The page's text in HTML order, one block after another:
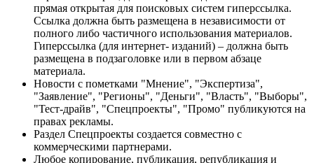
прямая открытая для поисковых систем гиперссылка.
Ссылка должна быть размещена в независимости от
полного либо частичного использования материалов.
Гиперссылка (для интернет- изданий) – должна быть
размещена в подзаголовке или в первом абзаце
материала.
Новости с пометками "Мнение", "Экспертиза",
"Заявление", "Регионы", "Деньги", "Власть", "Выборы",
"Тест-драйв", "Спецпроекты", "Промо" публикуются на
правах рекламы.
Раздел Спецпроекты создается совместно с
коммерческими партнерами.
Любое копирование, публикация, републикация и